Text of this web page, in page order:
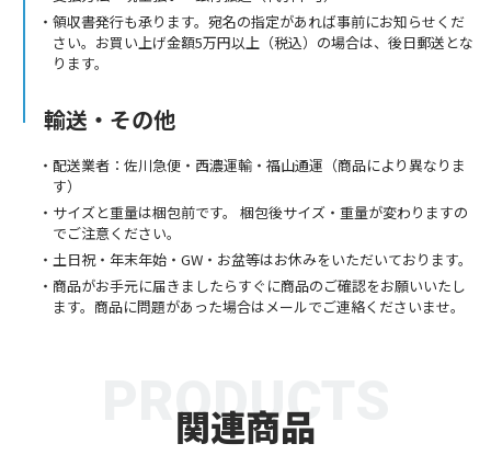
領収書発行も承ります。宛名の指定があれば事前にお知らせくだ
さい。お買い上げ金額5万円以上（税込）の場合は、後日郵送とな
ります。
輸送・その他
配送業者：佐川急便・西濃運輸・福山通運（商品により異なりま
す）
サイズと重量は梱包前です。 梱包後サイズ・重量が変わりますの
でご注意ください。
土日祝・年末年始・GW・お盆等はお休みをいただいております。
商品がお手元に届きましたらすぐに商品のご確認をお願いいたし
ます。商品に問題があった場合はメールでご連絡くださいませ。
関連商品
PRODUCTS